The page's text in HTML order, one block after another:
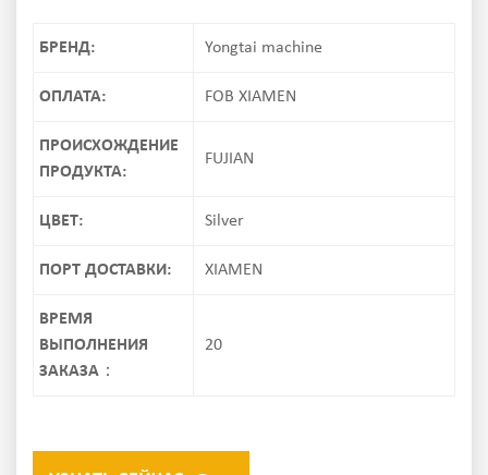
БРЕНД: Yongtai machine
ОПЛАТА: FOB XIAMEN
ПРОИСХОЖДЕНИЕ
ПРОДУКТА:
FUJIAN
ЦВЕТ: Silver
ПОРТ ДОСТАВКИ: XIAMEN
ВРЕМЯ
ВЫПОЛНЕНИЯ
ЗАКАЗА：
20